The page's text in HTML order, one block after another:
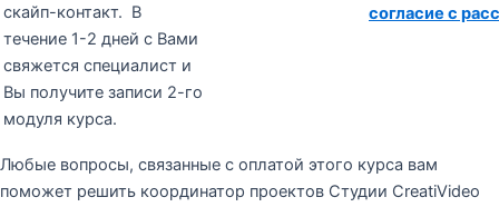
скайп-контакт. В
течение 1-2 дней с Вами
свяжется специалист и
Вы получите записи 2-го
модуля курса.
согласие с
Любые вопросы, связанные с оплатой этого курса вам
поможет решить координатор проектов Студии CreatiVideo